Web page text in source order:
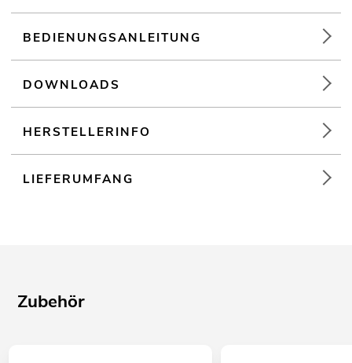
BEDIENUNGSANLEITUNG
DOWNLOADS
HERSTELLERINFO
LIEFERUMFANG
Zubehör